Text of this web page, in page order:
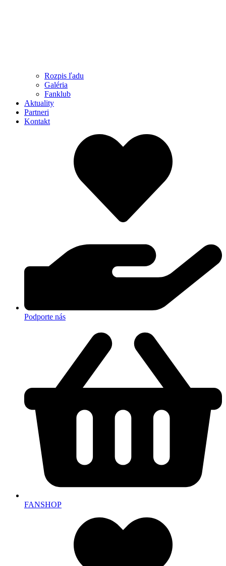
Rozpis ľadu
Galéria
Fanklub
Aktuality
Partneri
Kontakt
Podporte nás
FANSHOP